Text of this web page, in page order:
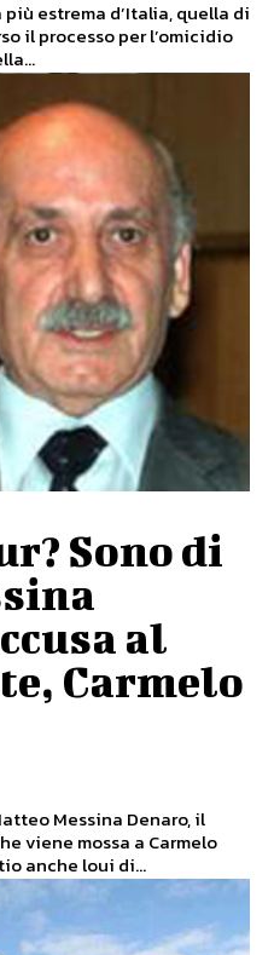
estrema d’Italia, quella di
il processo per l’omicidio
Sono di
al
Carmelo
Messina Denaro, il
viene mossa a Carmelo
anche loui di...